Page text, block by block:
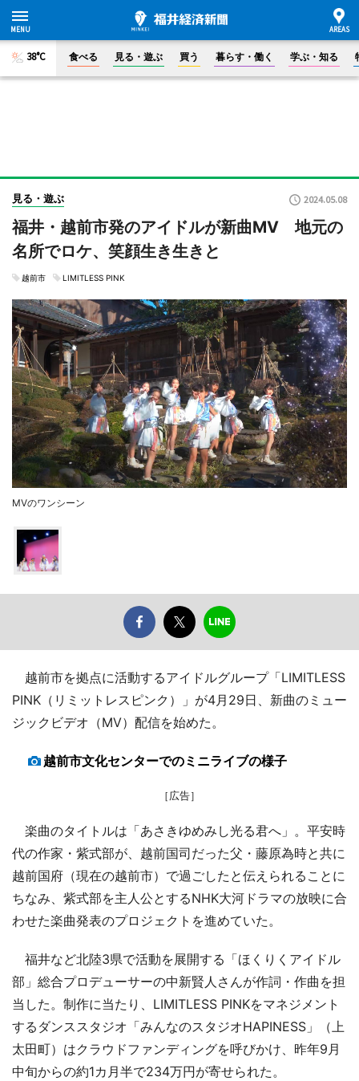
38°C 食べる 見る・遊ぶ 買う 暮らす・働く 学ぶ・知る
見る・遊ぶ 2024.05.08
福井・越前市発のアイドルが新曲MV 地元の
名所でロケ、笑顔生き生きと
越前市 LIMITLESS PINK
MVのワンシーン
越前市を拠点に活動するアイドルグループ「LIMITLESS
PINK（リミットレスピンク）」が4月29日、新曲のミュー
ジックビデオ（MV）配信を始めた。
越前市文化センターでのミニライブの様子
［広告］
楽曲のタイトルは「あさきゆめみし光る君へ」。平安時
代の作家・紫式部が、越前国司だった父・藤原為時と共に
越前国府（現在の越前市）で過ごしたと伝えられることに
ちなみ、紫式部を主人公とするNHK大河ドラマの放映に合
わせた楽曲発表のプロジェクトを進めていた。
福井など北陸3県で活動を展開する「ほくりくアイドル
部」総合プロデューサーの中新賢人さんが作詞・作曲を担
当した。制作に当たり、LIMITLESS PINKをマネジメント
するダンススタジオ「みんなのスタジオHAPINESS」（上
太田町）はクラウドファンディングを呼びかけ、昨年9月
中旬からの約1カ月半で234万円が寄せられた。